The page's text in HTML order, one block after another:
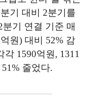
기 대비 2분기를
기 연결 기준 매
원) 대비 52% 감
1590억원, 1311
줄었다.